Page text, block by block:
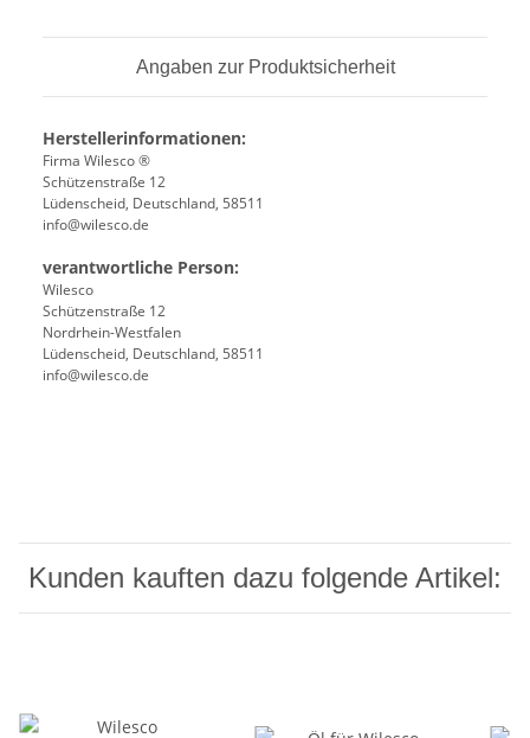
Angaben zur Produktsicherheit
Herstellerinformationen:
Firma Wilesco ®
Schützenstraße 12
Lüdenscheid, Deutschland, 58511
info@wilesco.de
verantwortliche Person:
Wilesco
Schützenstraße 12
Nordrhein-Westfalen
Lüdenscheid, Deutschland, 58511
info@wilesco.de
Kunden kauften dazu folgende Artikel: